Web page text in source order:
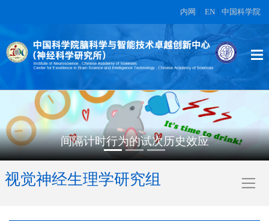
内网 EN 中国科学院
间隔计时行为的试次历史效应
视觉神经生理学研究组